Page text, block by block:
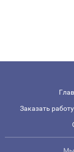
Заказать